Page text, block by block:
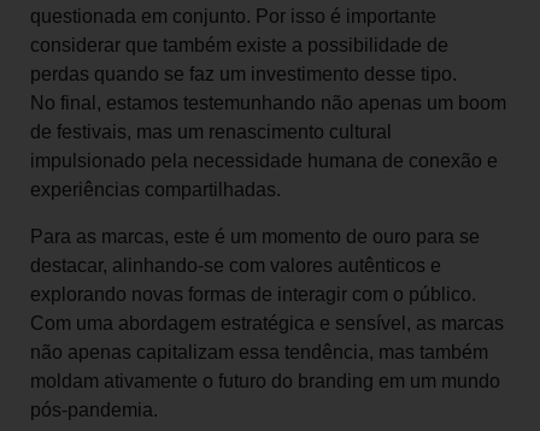
questionada em conjunto. Por isso é importante
considerar que também existe a possibilidade de
perdas quando se faz um investimento desse tipo.
No final, estamos testemunhando não apenas um boom
de festivais, mas um renascimento cultural
impulsionado pela necessidade humana de conexão e
experiências compartilhadas.
Para as marcas, este é um momento de ouro para se
destacar, alinhando-se com valores autênticos e
explorando novas formas de interagir com o público.
Com uma abordagem estratégica e sensível, as marcas
não apenas capitalizam essa tendência, mas também
moldam ativamente o futuro do branding em um mundo
pós-pandemia.